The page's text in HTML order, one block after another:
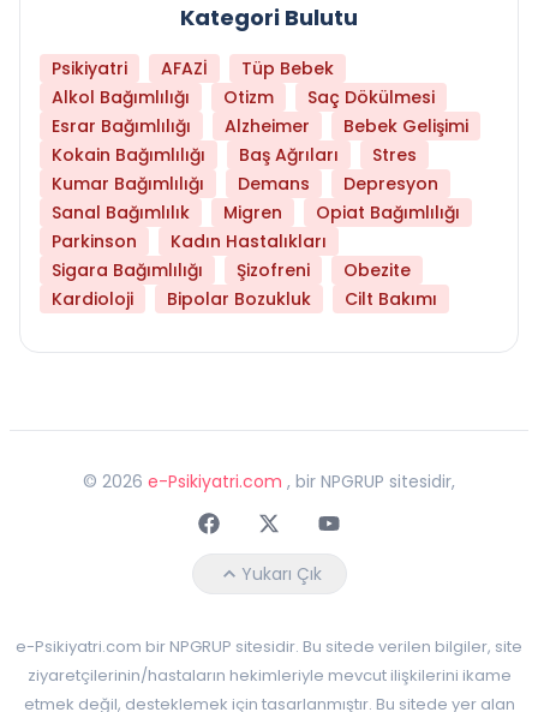
Kategori Bulutu
Psikiyatri AFAZİ
Tüp Bebek
Alkol Bağımlılığı
Otizm
Saç Dökülmesi
Esrar Bağımlılığı
Alzheimer
Bebek Gelişimi
Kokain Bağımlılığı
Baş Ağrıları
Stres
Kumar Bağımlılığı
Demans
Depresyon
Sanal Bağımlılık
Migren
Opiat Bağımlılığı
Parkinson
Kadın Hastalıkları
Sigara Bağımlılığı
Şizofreni
Obezite
Kardioloji
Bipolar Bozukluk Cilt Bakımı
© 2026 e-Psikiyatri.com , bir NPGRUP sitesidir,
FaceebokTwitterYoutube
Yukarı Çık
e-Psikiyatri.com bir NPGRUP sitesidir. Bu sitede verilen bilgiler, site
ziyaretçilerinin/hastaların hekimleriyle mevcut ilişkilerini ikame
etmek değil, desteklemek için tasarlanmıştır. Bu sitede yer alan